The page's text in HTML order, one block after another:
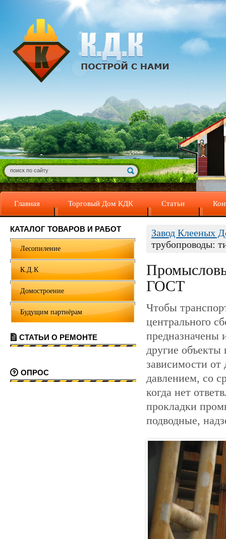
Главная Торговый Дом КДК Статьи
КАТАЛОГ ТОВАРОВ И РАБОТ
Лесопиление
К.Д.К
Домостроение
Будущим партнёрам
СТАТЬИ О РЕМОНТЕ
ОПРОС
Завод Клееных
трубопроводы:
ГОСТ
Чтобы
центрального
предназначены
другие
зависимости
давлением, со
когда нет
прокладки
подводные,